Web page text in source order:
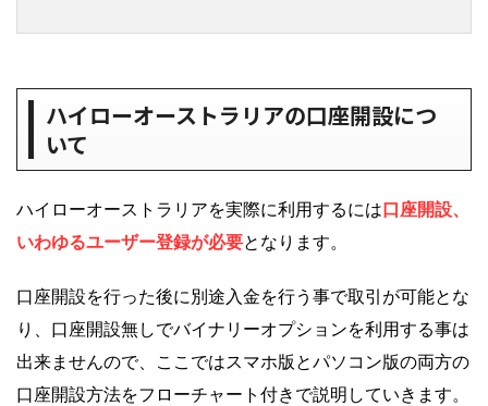
ハイローオーストラリアの口座開設につ
いて
ハイローオーストラリアを実際に利用するには口座開設、
いわゆるユーザー登録が必要となります。
口座開設を行った後に別途入金を行う事で取引が可能とな
り、口座開設無しでバイナリーオプションを利用する事は
出来ませんので、ここではスマホ版とパソコン版の両方の
口座開設方法をフローチャート付きで説明していきます。